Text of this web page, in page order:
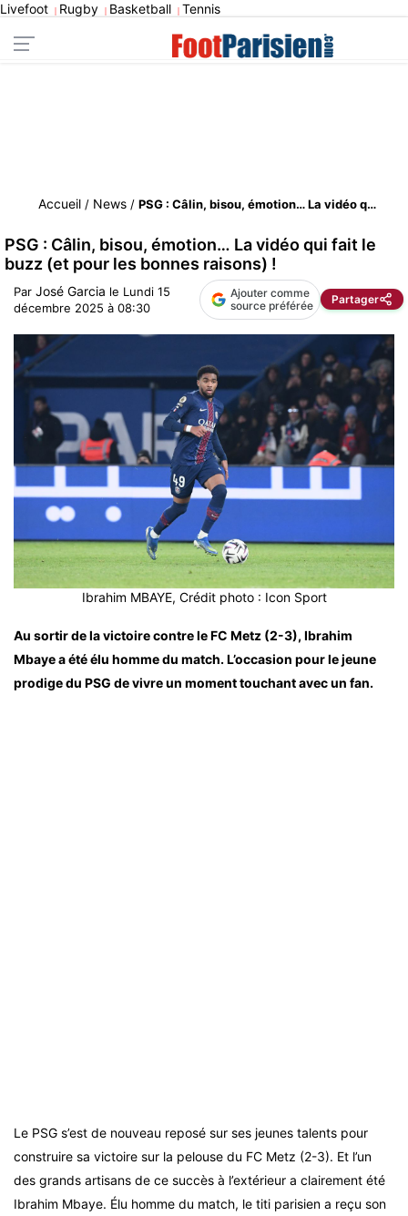
Livefoot | Rugby | Basketball | Tennis
Accueil / News / PSG : Câlin, bisou, émotion… La vidéo qui fait le buzz (et pour les bonnes raisons) !
PSG : Câlin, bisou, émotion… La vidéo qui fait le
buzz (et pour les bonnes raisons) !
Par José Garcia le Lundi 15
décembre 2025 à 08:30
Ajouter comme
source préférée
Partager
Ibrahim MBAYE, Crédit photo : Icon Sport
Au sortir de la victoire contre le FC Metz (2-3), Ibrahim
Mbaye a été élu homme du match. L’occasion pour le jeune
prodige du PSG de vivre un moment touchant avec un fan.
Le PSG s’est de nouveau reposé sur ses jeunes talents pour
construire sa victoire sur la pelouse du FC Metz (2-3). Et l’un
des grands artisans de ce succès à l’extérieur a clairement été
Ibrahim Mbaye. Élu homme du match, le titi parisien a reçu son